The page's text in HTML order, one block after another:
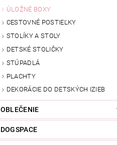
ÚLOŽNÉ BOXY
CESTOVNÉ POSTIEĽKY
STOLÍKY A STOLY
DETSKÉ STOLIČKY
STÚPADLÁ
PLACHTY
DEKORÁCIE DO DETSKÝCH IZIEB
OBLEČENIE
DOGSPACE